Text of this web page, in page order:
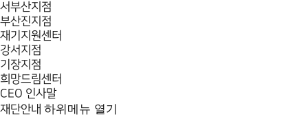
서부산지점
부산진지점
재기지원센터
강서지점
기장지점
희망드림센터
CEO 인사말
재단안내 하위메뉴 열기